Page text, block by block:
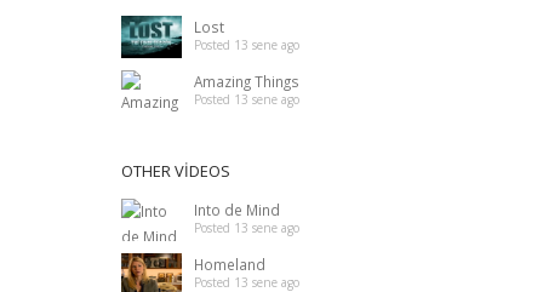
Lost
Posted 13 sene ago
Amazing Things
Posted 13 sene ago
OTHER VIDEOS
Into de Mind
Posted 13 sene ago
Homeland
Posted 13 sene ago